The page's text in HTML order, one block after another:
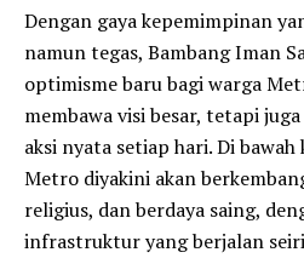
Dengan gaya kepemimpinan
namun tegas, Bambang Iman
optimisme baru bagi warga
membawa visi besar, tetapi
aksi nyata setiap hari. Di
Metro diyakini akan
religius, dan berdaya saing,
infrastruktur yang berjalan